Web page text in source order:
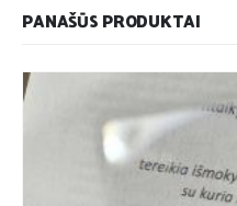
PANAŠŪS PRODUKTAI